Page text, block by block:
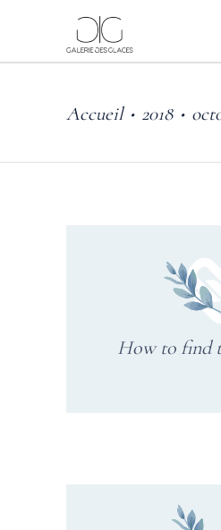
Accueil• 2018•
How to find